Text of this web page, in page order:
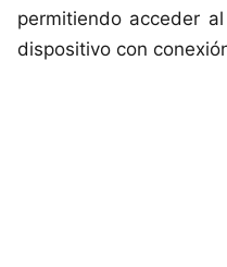
permitiendo acceder
dispositivo con